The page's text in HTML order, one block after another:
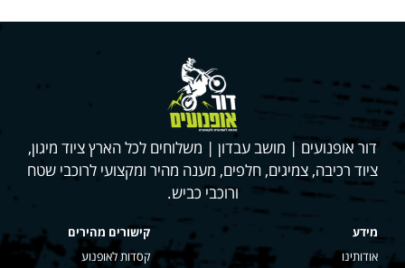
דור אופנועים | מושב עבדון | משלוחים לכל הארץ ציוד מיגון,
ציוד רכיבה, צמיגים, חלפים, מענה מהיר ומקצועי לרוכבי שטח
ורוכבי כביש.
מידע
אודותינו
קישורים מהירים
קסדות לאופנוע